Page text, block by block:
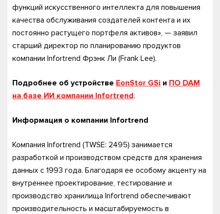
функций искусственного интеллекта для повышения
качества обслуживания создателей контента и их
постоянно растущего портфеля активов», — заявил
старший директор по планированию продуктов
компании Infortrend Фрэнк Ли (Frank Lee).
Подробнее об устройстве EonStor GSi и ПО DAM
на базе ИИ компании Infortrend.
Информация о компании Infortrend
Компания Infortrend (TWSE: 2495) занимается
разработкой и производством средств для хранения
данных с 1993 года. Благодаря ее особому акценту на
внутреннее проектирование, тестирование и
производство хранилища Infortrend обеспечивают
производительность и масштабируемость в